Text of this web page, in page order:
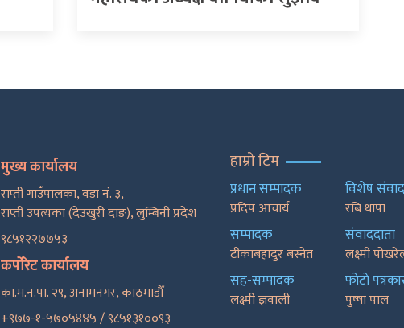
मुख्य कार्यालय
राप्ती गाउँपालका, वडा नं. ३,
राप्ती उपत्यका (देउखुरी दाङ), लुम्बिनी प्रदेश
९८५१२२७७५३
कर्पोरेट कार्यालय
का.म.न.पा. २९, अनामनगर, काठमाडाैँ
+९७७-१-५७०५४४५ / ९८५१३१००९३
हाम्रो टिम
प्रधान सम्पादक
प्रदिप आचार्य
सम्पादक
टीकाबहादुर बस्नेत
सह-सम्पादक
लक्ष्मी ज्ञवाली
विशेष
रबि थापा
संवाददाता
लक्ष्मी
फाेटाे
पुष्षा पाल